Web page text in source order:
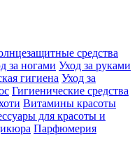
средства
за ногами Уход за руками
гигиена Уход за
Гигиенические средства
Витамины красоты
для красоты и
Парфюмерия